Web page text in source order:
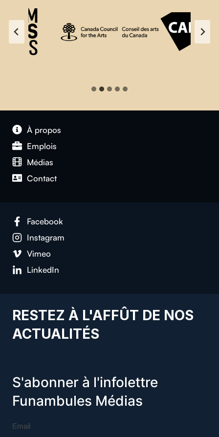
À propos
Emplois
Médias
Contact
Facebook
Instagram
Vimeo
LinkedIn
RESTEZ À L'AFFÛT DE NOS
ACTUALITÉS
S'abonner à l'infolettre
Funambules Médias
Email